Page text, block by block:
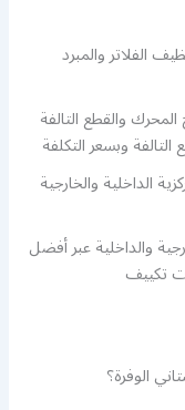
الفلاتر والمبرد
والقطع التالفة
وبسعر التكلفة
الداخلية والخارجية
والداخلية عبر أفضل
تكييف
الوفرة؟